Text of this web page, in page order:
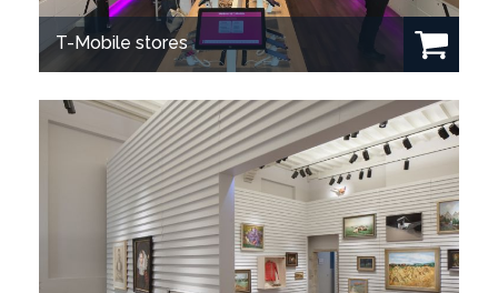
Show project
T-Mobile stores